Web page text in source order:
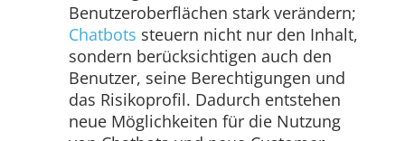
Benutzeroberflächen stark verändern;
Chatbots steuern nicht nur den Inhalt,
sondern berücksichtigen auch den
Benutzer, seine Berechtigungen und
das Risikoprofil. Dadurch entstehen
neue Möglichkeiten für die Nutzung